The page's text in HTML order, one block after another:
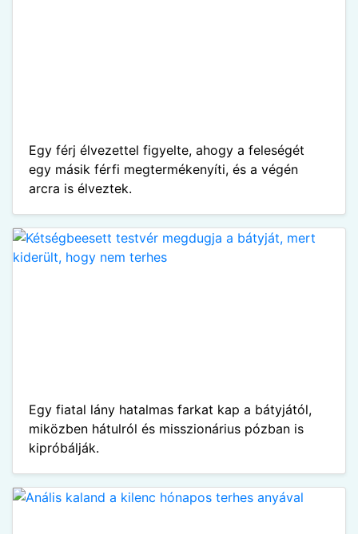
Egy férj élvezettel figyelte, ahogy a feleségét
egy másik férfi megtermékenyíti, és a végén
arcra is élveztek.
Egy fiatal lány hatalmas farkat kap a bátyjától,
miközben hátulról és misszionárius pózban is
kipróbálják.